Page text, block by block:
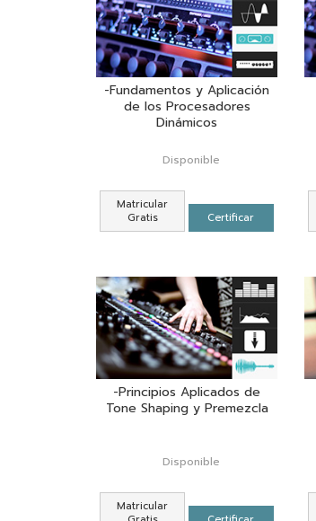
-Fundamentos y Aplicación
de los Procesadores
Dinámicos
Disponible
Matricular
Gratis
Certificar
-Principios Aplicados de
Tone Shaping y Premezcla
Disponible
Matricular